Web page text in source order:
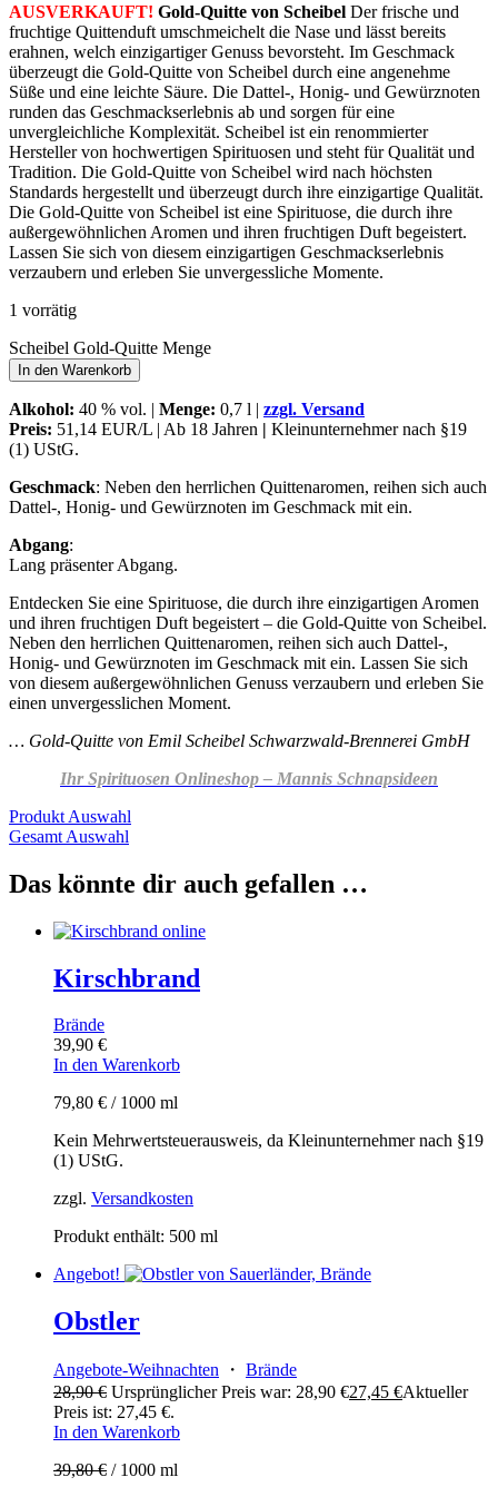
AUSVERKAUFT! Gold-Quitte von Scheibel Der frische und
fruchtige Quittenduft umschmeichelt die Nase und lässt bereits
erahnen, welch einzigartiger Genuss bevorsteht. Im Geschmack
überzeugt die Gold-Quitte von Scheibel durch eine angenehme
Süße und eine leichte Säure. Die Dattel-, Honig- und Gewürznoten
runden das Geschmackserlebnis ab und sorgen für eine
unvergleichliche Komplexität. Scheibel ist ein renommierter
Hersteller von hochwertigen Spirituosen und steht für Qualität und
Tradition. Die Gold-Quitte von Scheibel wird nach höchsten
Standards hergestellt und überzeugt durch ihre einzigartige Qualität.
Die Gold-Quitte von Scheibel ist eine Spirituose, die durch ihre
außergewöhnlichen Aromen und ihren fruchtigen Duft begeistert.
Lassen Sie sich von diesem einzigartigen Geschmackserlebnis
verzaubern und erleben Sie unvergessliche Momente.
1 vorrätig
Scheibel Gold-Quitte Menge
In den Warenkorb
Alkohol: 40 % vol. | Menge: 0,7 l | zzgl. Versand
Preis: 51,14 EUR/L | Ab 18 Jahren | Kleinunternehmer nach §19
(1) UStG.
Geschmack: Neben den herrlichen Quittenaromen, reihen sich auch
Dattel-, Honig- und Gewürznoten im Geschmack mit ein.
Abgang:
Lang präsenter Abgang.
Entdecken Sie eine Spirituose, die durch ihre einzigartigen Aromen
und ihren fruchtigen Duft begeistert – die Gold-Quitte von Scheibel.
Neben den herrlichen Quittenaromen, reihen sich auch Dattel-,
Honig- und Gewürznoten im Geschmack mit ein. Lassen Sie sich
von diesem außergewöhnlichen Genuss verzaubern und erleben Sie
einen unvergesslichen Moment.
… Gold-Quitte von Emil Scheibel Schwarzwald-Brennerei GmbH
Ihr Spirituosen Onlineshop – Mannis Schnapsideen
Produkt Auswahl
Gesamt Auswahl
Das könnte dir auch gefallen …
Kirschbrand
Brände
39,90 €
In den Warenkorb
79,80 € / 1000 ml
Kein Mehrwertsteuerausweis, da Kleinunternehmer nach §19
(1) UStG.
zzgl. Versandkosten
Produkt enthält: 500 ml
Angebot!
Obstler
Angebote-Weihnachten ・ Brände
28,90€ Ursprünglicher Preis war: 28,90 €27,45 €Aktueller
Preis ist: 27,45 €.
In den Warenkorb
39,80€ / 1000 ml